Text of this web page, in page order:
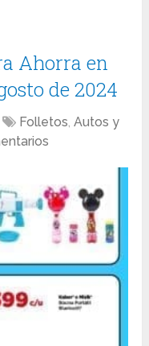
Ahorra en
de 2024
Folletos,Autos y